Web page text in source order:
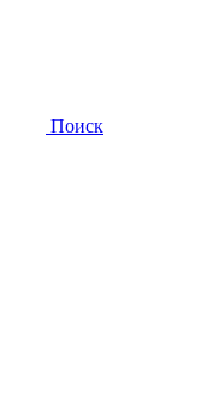
Поиск